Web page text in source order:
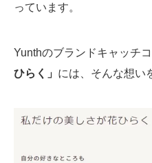
っています。
Yunthのブランドキャッチ
ひらく」 には、そんな想い